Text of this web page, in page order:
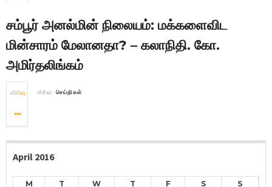
சம்பூர் அனல்மின் நிலையம்: மக்களைவிட
மின்சாரம் மேலானதா? – கலாநிதி. கோ.
அமிர்தலிங்கம்
விரிவு பிரிவு: செய்திகள்
April 2016
M T W T F S S